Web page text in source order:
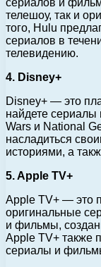
телешоу, так и
того, Hulu
сериалов в
телевидению.
4. Disney+
Disney+ — это
найдете
Wars и National
насладиться
историями, а
5. Apple TV+
Apple TV+ — это
оригинальные
и фильмы,
Apple TV+ также
сериалы и